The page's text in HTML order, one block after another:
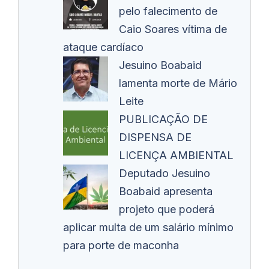
pelo falecimento de
Caio Soares vítima de
ataque cardíaco
Jesuino Boabaid
lamenta morte de Mário
Leite
PUBLICAÇÃO DE
DISPENSA DE
LICENÇA AMBIENTAL
Deputado Jesuino
Boabaid apresenta
projeto que poderá
aplicar multa de um salário mínimo
para porte de maconha